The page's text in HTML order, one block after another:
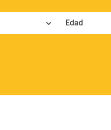
Edad